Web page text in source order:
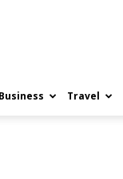
Business Travel